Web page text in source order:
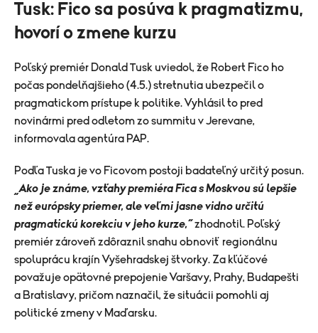
Tusk: Fico sa posúva k pragmatizmu,
hovorí o zmene kurzu
Poľský premiér Donald Tusk uviedol, že Robert Fico ho
počas pondelňajšieho (4.5.) stretnutia ubezpečil o
pragmatickom prístupe k politike. Vyhlásil to pred
novinármi pred odletom zo summitu v Jerevane,
informovala agentúra PAP.
Podľa Tuska je vo Ficovom postoji badateľný určitý posun.
„Ako je známe, vzťahy premiéra Fica s Moskvou sú lepšie
než európsky priemer, ale veľmi jasne vidno určitú
pragmatickú korekciu v jeho kurze,“zhodnotil. Poľský
premiér zároveň zdôraznil snahu obnoviť regionálnu
spoluprácu krajín Vyšehradskej štvorky. Za kľúčové
považuje opätovné prepojenie Varšavy, Prahy, Budapešti
a Bratislavy, pričom naznačil, že situácii pomohli aj
politické zmeny v Maďarsku.